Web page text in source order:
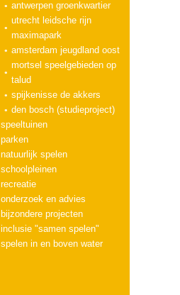
antwerpen groenkwartier
utrecht leidsche rijn
maximapark
amsterdam jeugdland oost
mortsel speelgebieden op
talud
spijkenisse de akkers
den bosch (studieproject)
speeltuinen
parken
natuurlijk spelen
schoolpleinen
recreatie
onderzoek en advies
bijzondere projecten
inclusie "samen spelen"
spelen in en boven water